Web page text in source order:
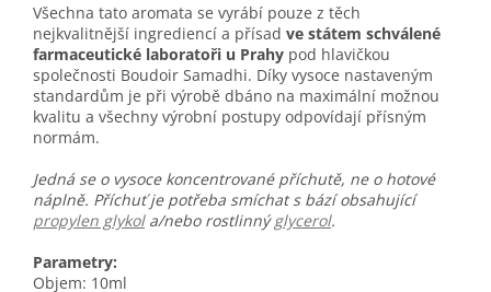
Všechna tato aromata se vyrábí pouze z těch
nejkvalitnější ingrediencí a přísad ve státem schválené
farmaceutické laboratoři u Prahy pod hlavičkou
společnosti Boudoir Samadhi. Díky vysoce nastaveným
standardům je při výrobě dbáno na maximální možnou
kvalitu a všechny výrobní postupy odpovídají přísným
normám.
Jedná se o vysoce koncentrované příchutě, ne o hotové
náplně. Příchuť je potřeba smíchat s bází obsahující
propylen glykola/nebo rostlinnýglycerol.
Parametry:
Objem: 10ml